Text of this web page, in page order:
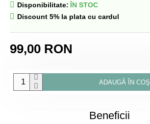
99,00 RON
Disponibilitate: ÎN STOC
Discount 5% la plata cu cardul
ADAUGĂ ÎN COŞ
Beneficii